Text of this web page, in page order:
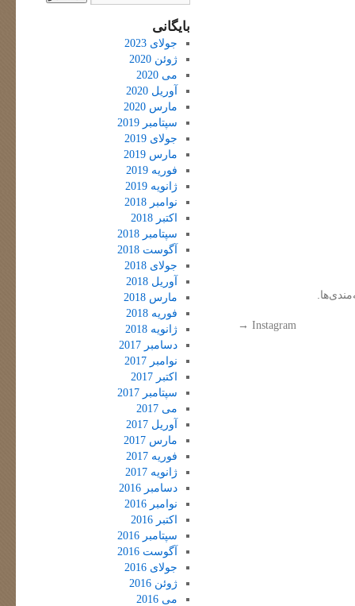
Instagram
→
بایگانی
جولای 2023
ژوئن 2020
می 2020
آوریل 2020
مارس 2020
سپتامبر 2019
جولای 2019
مارس 2019
فوریه 2019
ژانویه 2019
نوامبر 2018
اکتبر 2018
سپتامبر 2018
آگوست 2018
جولای 2018
آوریل 2018
مارس 2018
فوریه 2018
ژانویه 2018
دسامبر 2017
نوامبر 2017
اکتبر 2017
سپتامبر 2017
می 2017
آوریل 2017
مارس 2017
فوریه 2017
ژانویه 2017
دسامبر 2016
نوامبر 2016
اکتبر 2016
سپتامبر 2016
آگوست 2016
جولای 2016
ژوئن 2016
می 2016